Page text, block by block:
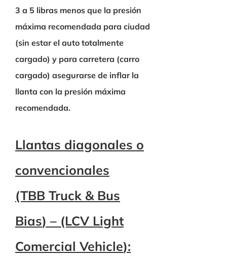
3 a 5 libras menos que la presión
máxima recomendada para ciudad
(sin estar el auto totalmente
cargado) y para carretera (carro
cargado) asegurarse de inflar la
llanta con la presión máxima
recomendada.
Llantas diagonales o
convencionales
(TBB Truck & Bus
Bias) – (LCV Light
Comercial Vehicle):